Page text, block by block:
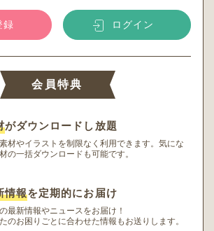
録 ログイン
会員特典
がダウンロードし放題
材やイラストを制限なく利用できます。 気にな
の一括ダウンロードも可能です。
情報を定期的にお届け
最新情報やニュースをお届け！
のお困りごとに合わせた情報もお送りします。